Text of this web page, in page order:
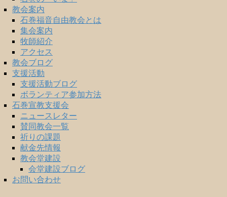
教会案内
石巻福音自由教会とは
集会案内
牧師紹介
アクセス
教会ブログ
支援活動
支援活動ブログ
ボランティア参加方法
石巻宣教支援会
ニュースレター
賛同教会一覧
祈りの課題
献金先情報
教会堂建設
会堂建設ブログ
お問い合わせ